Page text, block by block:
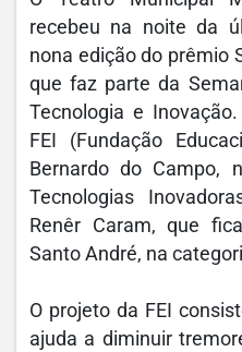
recebeu na noite da
nona edição do prêmio
que faz parte da
Tecnologia e
FEI (Fundação
Bernardo do Campo,
Tecnologias
Renêr Caram, que
Santo André, na
O projeto da FEI
ajuda a diminuir